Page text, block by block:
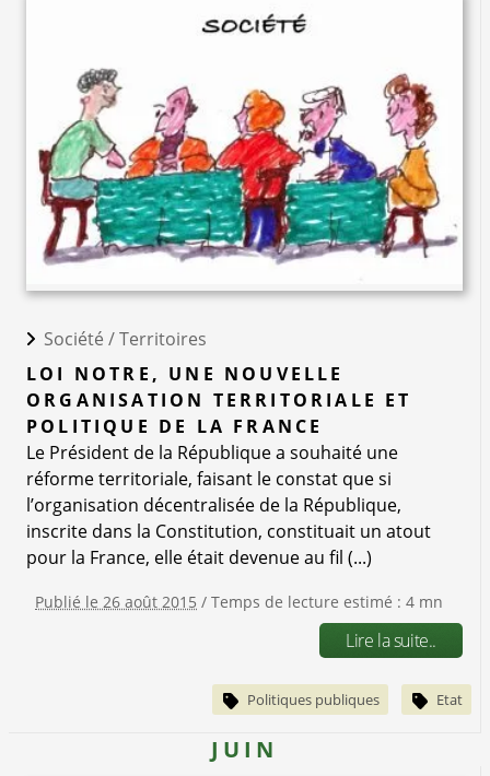
Société /Territoires
LOI NOTRE, UNE NOUVELLE
ORGANISATION TERRITORIALE ET
POLITIQUE DE LA FRANCE
Le Président de la République a souhaité une
réforme territoriale, faisant le constat que si
l’organisation décentralisée de la République,
inscrite dans la Constitution, constituait un atout
pour la France, elle était devenue au fil (...)
Publié le 26 août 2015 / Temps de lecture estimé : 4 mn
Lire la suite..
Politiques publiques Etat
JUIN